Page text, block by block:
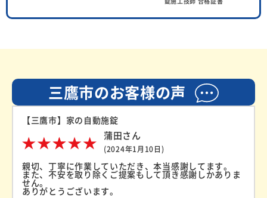
三鷹市のお客様の声
【三鷹市】家の自動施錠
蒲田さん
(2024年1月10日)
親切、丁寧に作業していただき、本当感謝してます。
また、不安を取り除くご提案もして頂き感謝しかありま
せん。
ありがとうございます。